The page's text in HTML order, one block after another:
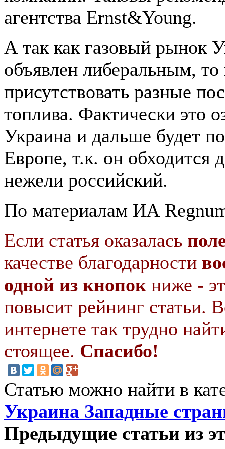
агентства Ernst&Young.
А так как газовый рынок
объявлен либеральным,
присутствовать разные
топлива. Фактически это
Украина и дальше будет
Европе, т.к. он обходится
нежели российский.
По материалам ИА
Если статья оказалась
качестве благодарности
одной из кнопок ниже -
повысит рейнинг статьи.
интернете так трудно
стоящее. Спасибо!
Статью можно найти в
Украина Западные
Предыдущие статьи из